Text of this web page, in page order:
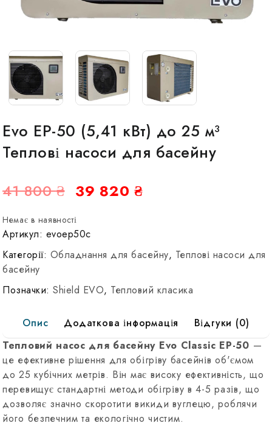
Evo EP-50 (5,41 кВт) до 25 м³
Теплові насоси для басейну
41 800₴ Оригінальна
41
39 820₴Поточна
820 ₴.
Немає в наявності
Артикул: evoep50c
Категорії: Обладнання для басейну, Теплові насоси для
басейну
Позначки: Shield EVO, Тепловий класика
Опис Додаткова інформація
Відгуки (0)
Тепловий насос для басейну Evo Classic EP-50 —
це ефективне рішення для обігріву басейнів об'ємом
до 25 кубічних метрів. Він має високу ефективність, що
перевищує стандартні методи обігріву в 4-5 разів, що
дозволяє значно скоротити викиди вуглецю, роблячи
його безпечним та екологічно чистим.